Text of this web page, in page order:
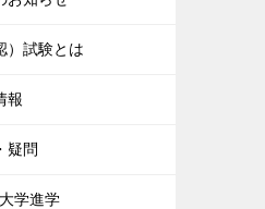
）試験とは
報
疑問
学進学